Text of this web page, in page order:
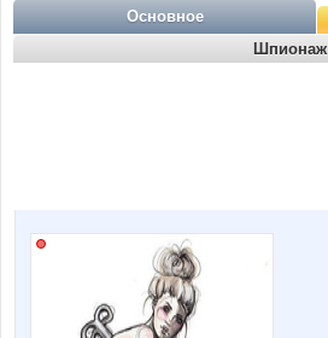
Основное
Шпионаж